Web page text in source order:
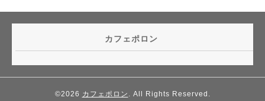
カフェポロン
©2026 カフェポロン . All Rights Reserved.